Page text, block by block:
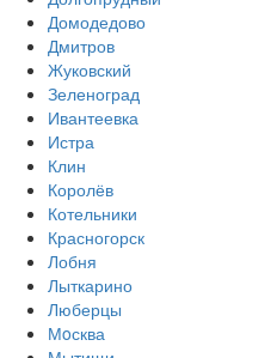
Домодедово
Дмитров
Жуковский
Зеленоград
Ивантеевка
Истра
Клин
Королёв
Котельники
Красногорск
Лобня
Лыткарино
Люберцы
Мoсква